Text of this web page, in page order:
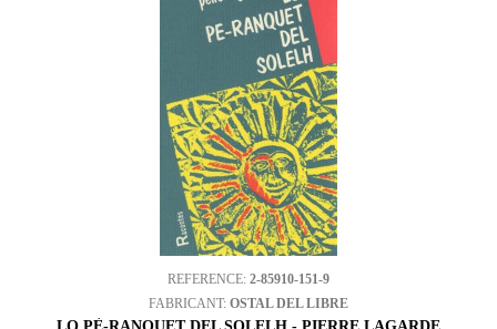
REFERENCE: 2-85910-151-9
FABRICANT: OSTAL DEL LIBRE